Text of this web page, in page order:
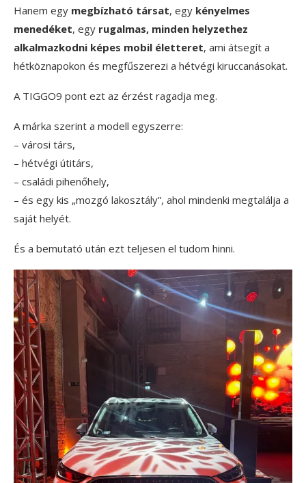
Hanem egy megbízható társat, egy kényelmes
menedéket, egy rugalmas, minden helyzethez
alkalmazkodni képes mobil életteret, ami átsegít a
hétköznapokon és megfűszerezi a hétvégi kiruccanásokat.
A TIGGO9 pont ezt az érzést ragadja meg.
A márka szerint a modell egyszerre:
– városi társ,
– hétvégi útitárs,
– családi pihenőhely,
– és egy kis „mozgó lakosztály”, ahol mindenki megtalálja a
saját helyét.
És a bemutató után ezt teljesen el tudom hinni.